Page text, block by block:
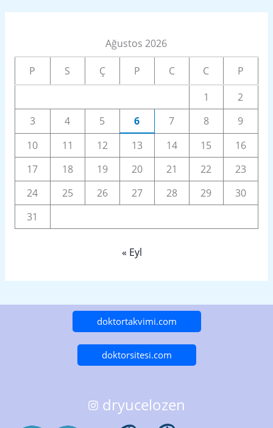
Ağustos 2026
P S Ç P C C
P
1
2
3
4 5 6 7 8
9
10
11 12 13 14 15
16
17
18 19 20 21 22
23
24
25 26 27 28 29
30
31
« Eyl
doktortakvimi.com
doktorsitesi.com
dryucelozen